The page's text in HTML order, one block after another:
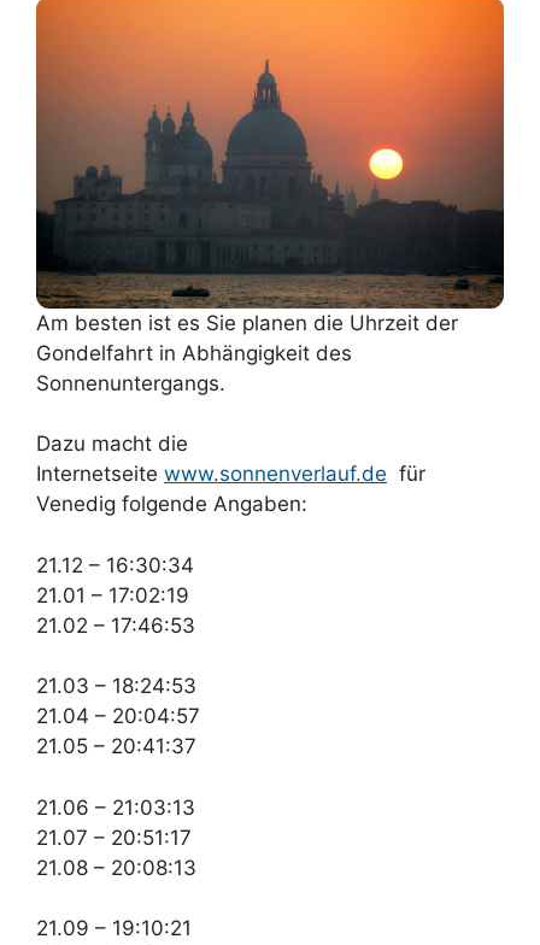
Am besten ist es Sie planen die Uhrzeit der
Gondelfahrt in Abhängigkeit des
Sonnenuntergangs.
Dazu macht die
Internetseite www.sonnenverlauf.de für
Venedig folgende Angaben:
21.12 – 16:30:34
21.01 – 17:02:19
21.02 – 17:46:53
21.03 – 18:24:53
21.04 – 20:04:57
21.05 – 20:41:37
21.06 – 21:03:13
21.07 – 20:51:17
21.08 – 20:08:13
21.09 – 19:10:21